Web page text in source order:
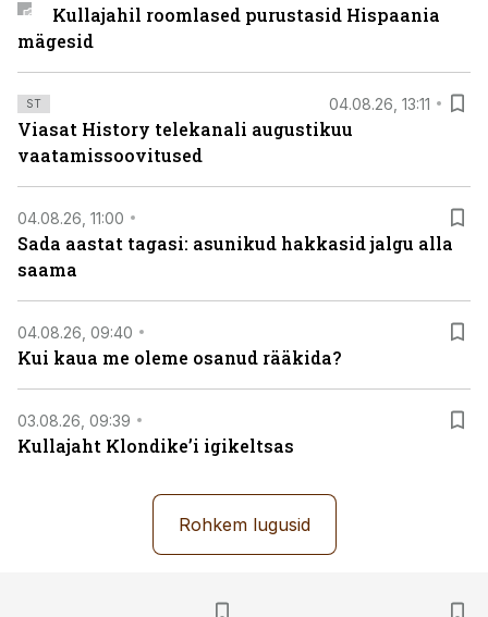
Kullajahil roomlased purustasid Hispaania
mägesid
ST 04.08.26, 13:11
Viasat History telekanali augustikuu
vaatamissoovitused
04.08.26, 11:00
Sada aastat tagasi: asunikud hakkasid jalgu alla
saama
04.08.26, 09:40
Kui kaua me oleme osanud rääkida?
03.08.26, 09:39
Kullajaht Klondike’i igikeltsas
Rohkem lugusid